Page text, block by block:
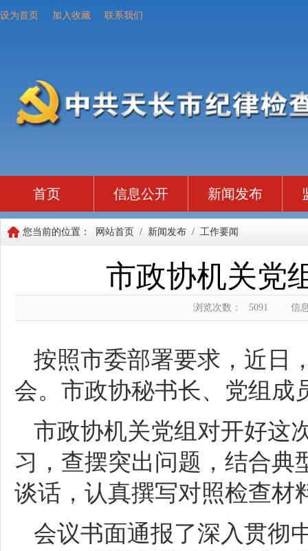
设为首页 加入收藏 联系我们
首页 信息公开 新闻发布
您当前的位置： 网站首页 / 新闻发布 / 工作要闻
市政协机关党
浏览次数： 5091 信
按照市委部署要求，近日
会。市政协秘书长、党组成
市政协机关党组对开好这
习，查摆突出问题，结合典
谈话，认真撰写对照检查材
会议书面通报了深入贯彻